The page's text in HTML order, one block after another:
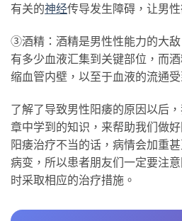
有关的神经传导发生障碍，让男性
③酒精：酒精是男性性能力的大
有多少血液汇集到关键部位，而
缩血管内壁，以至于血液的流通
了解了导致男性阳痿的原因以后
章中学到的知识，来帮助我们做
阳痿治疗不当的话，病情会加重
病变，所以患者朋友们一定要注
时采取相应的治疗措施。